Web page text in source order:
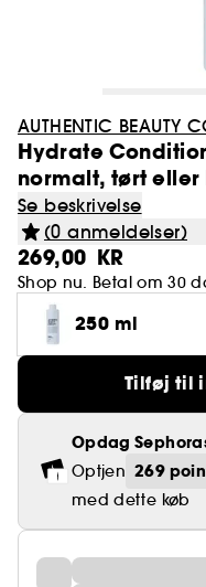
AUTHENTIC BEAUTY
Hydrate
normalt, tørt
Se beskrivelse
(0 anmeldelser)
269,00 KR
Shop nu. Betal om 30
250 ml
Tilføj til
Opdag
Optjen 269
med dette køb